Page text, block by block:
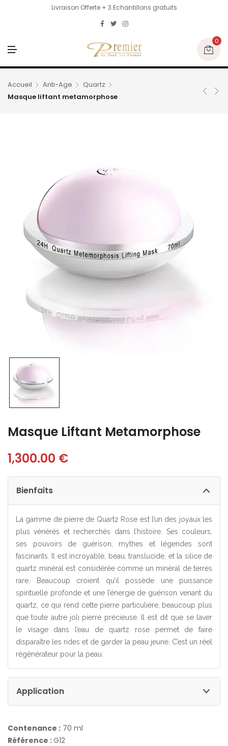
Livraison Offerte + 3 Echantillons gratuits
N
U
0
Accueil Anti-Age
Quartz
Masque liftant metamorphose
Masque Liftant Metamorphose
1,300.00 €
Bienfaits
La gamme de pierre de Quartz Rose est l’un des joyaux les
plus vénérés et recherchés dans l’histoire. Ses couleurs,
ses pouvoirs de guérison, mythes et légendes sont
fascinants. Il est incroyable, beau, translucide, et la silice de
quartz minéral est considérée comme un minéral de terres
rare. Beaucoup croient qu’il possède une puissance
spirituelle profonde et une l’énergie de guérison venant du
quartz, ce qui rend cette pierre particulière, beaucoup plus
que toute autre joli pierre précieuse. Il est dit que se laver
le visage dans l’eau de quartz rose permet de faire
disparaître les rides et de garder la peau jeune. C’est un réel
régénérateur pour la peau.
Application
Contenance : 70 ml
Référence :G12